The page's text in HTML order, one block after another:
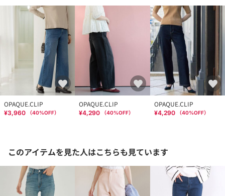
OPAQUE.CLIP
¥3,960 （40%OFF）
OPAQUE.CLIP
¥4,290 （40%OFF）
OPAQUE.CLIP
¥4,290 （40%OFF）